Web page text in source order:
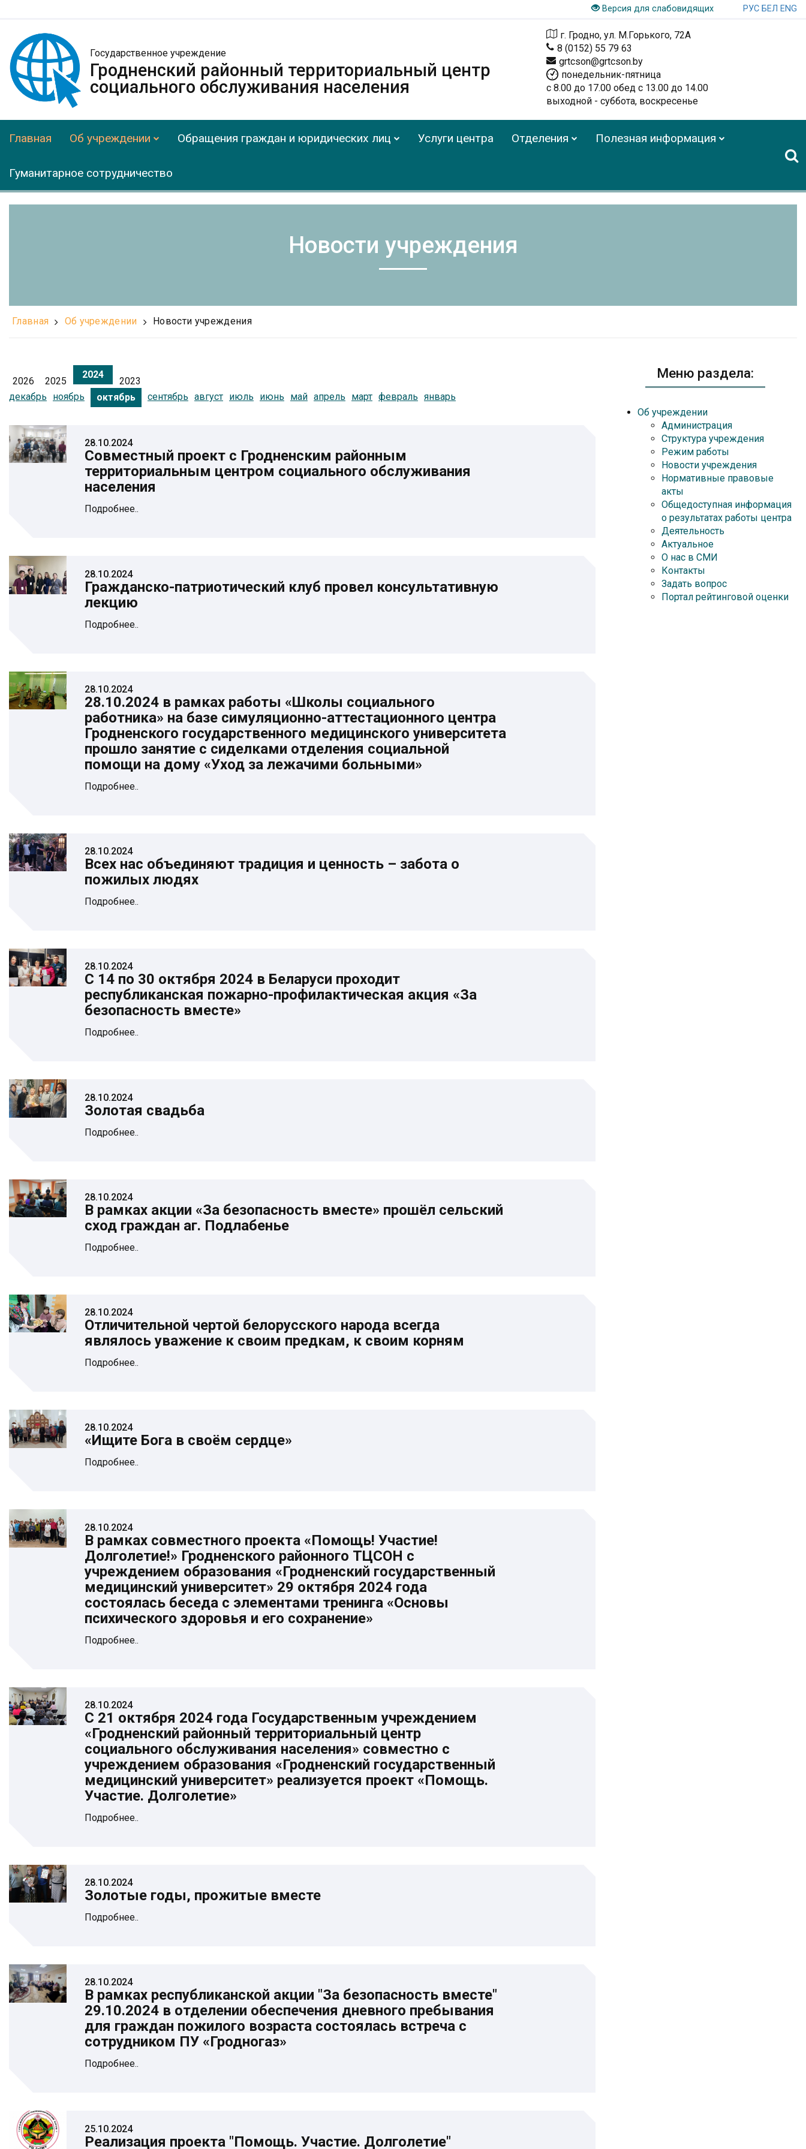
Версия для слабовидящих РУС БЕЛ ENG
Государственное учреждение
Гродненский районный территориальный центр
социального обслуживания населения
г. Гродно, ул. М.Горького, 72А
8 (0152) 55 79 63
grtcson@grtcson.by
понедельник-пятница
с 8.00 до 17.00 обед с 13.00 до 14.00
выходной - суббота, воскресенье
Главная Об учреждении Обращения граждан и юридических лиц Услуги центра Отделения Полезная информация
Гуманитарное сотрудничество
Новости учреждения
Главная Об учреждении Новости учреждения
2026 2025
2024
2023
декабрь
ноябрь октябрь сентябрь август июль июнь май апрель март февраль январь
28.10.2024
Совместный проект с Гродненским районным
территориальным центром социального обслуживания
населения
Подробнее..
28.10.2024
Гражданско-патриотический клуб провел консультативную
лекцию
Подробнее..
28.10.2024
28.10.2024 в рамках работы «Школы социального
работника» на базе симуляционно-аттестационного центра
Гродненского государственного медицинского университета
прошло занятие с сиделками отделения социальной
помощи на дому «Уход за лежачими больными»
Подробнее..
28.10.2024
Всех нас объединяют традиция и ценность – забота о
пожилых людях
Подробнее..
28.10.2024
С 14 по 30 октября 2024 в Беларуси проходит
республиканская пожарно-профилактическая акция «За
безопасность вместе»
Подробнее..
28.10.2024
Золотая свадьба
Подробнее..
28.10.2024
В рамках акции «За безопасность вместе» прошёл сельский
сход граждан аг. Подлабенье
Подробнее..
28.10.2024
Отличительной чертой белорусского народа всегда
являлось уважение к своим предкам, к своим корням
Подробнее..
28.10.2024
«Ищите Бога в своём сердце»
Подробнее..
28.10.2024
В рамках совместного проекта «Помощь! Участие!
Долголетие!» Гродненского районного ТЦСОН с
учреждением образования «Гродненский государственный
медицинский университет» 29 октября 2024 года
состоялась беседа с элементами тренинга «Основы
психического здоровья и его сохранение»
Подробнее..
28.10.2024
С 21 октября 2024 года Государственным учреждением
«Гродненский районный территориальный центр
социального обслуживания населения» совместно с
учреждением образования «Гродненский государственный
медицинский университет» реализуется проект «Помощь.
Участие. Долголетие»
Подробнее..
28.10.2024
Золотые годы, прожитые вместе
Подробнее..
28.10.2024
В рамках республиканской акции "За безопасность вместе"
29.10.2024 в отделении обеспечения дневного пребывания
для граждан пожилого возраста состоялась встреча с
сотрудником ПУ «Гродногаз»
Подробнее..
25.10.2024
Реализация проекта "Помощь. Участие. Долголетие"
Меню раздела:
Об учреждении
Администрация
Структура учреждения
Режим работы
Новости учреждения
Нормативные правовые
акты
Общедоступная информация
о результатах работы центра
Деятельность
Актуальное
О нас в СМИ
Контакты
Задать вопрос
Портал рейтинговой оценки